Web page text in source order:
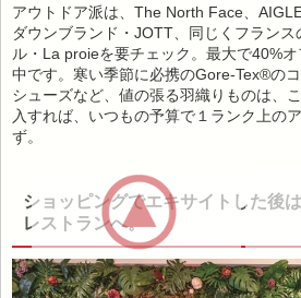
アウトドア派は、The North Face、
ダウンブランド・JOTT、同じくフラン
ル・La proieを要チェック。最大で40%
中です。寒い季節に必携のGore-Tex®の
シューズなど、値の張る羽織りものは、
入すれば、いつもの予算で１ランク上の
ず。
ショッピングでエキサイトした後
レストランへ。